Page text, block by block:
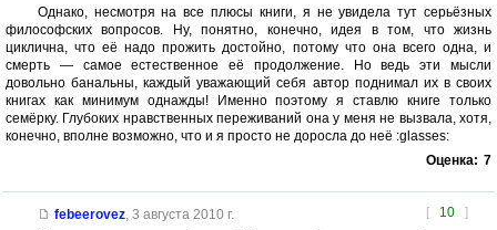
Однако, несмотря на все плюсы книги, я не увидела тут серьёзных
философских вопросов. Ну, понятно, конечно, идея в том, что жизнь
циклична, что её надо прожить достойно, потому что она всего одна, и
смерть — самое естественное её продолжение. Но ведь эти мысли
довольно банальны, каждый уважающий себя автор поднимал их в своих
книгах как минимум однажды! Именно поэтому я ставлю книге только
семёрку. Глубоких нравственных переживаний она у меня не вызвала, хотя,
конечно, вполне возможно, что и я просто не доросла до неё :glasses:
Оценка: 7
[ 10 ]
febeerovez, 3 августа 2010 г.